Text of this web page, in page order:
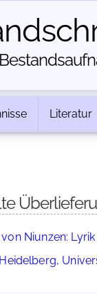
Literatur
Niunzen: Lyrik
Heidelberg,